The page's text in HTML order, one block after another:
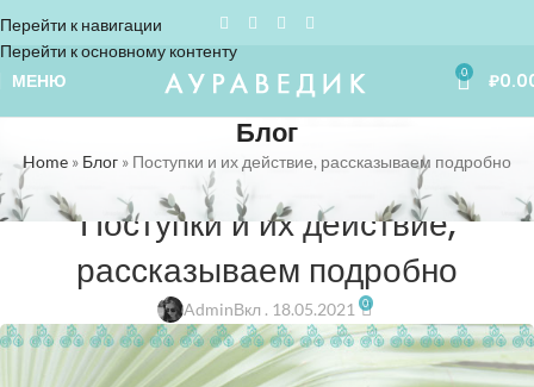
Перейти к навигации
Перейти к основному контенту
МЕНЮ 0 ₽
Блог
Home » Блог » Поступки и их действие, рассказываем подробно
АЮРВЕДА
Поступки и их действие,
рассказываем подробно
AdminВкл . 18.05.2021 0